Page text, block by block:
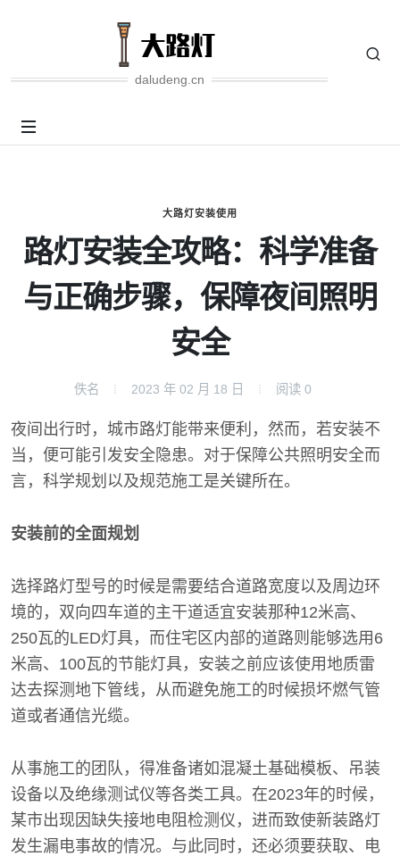
daludeng.cn
大路灯安装使用
路灯安装全攻略：科学准备
与正确步骤，保障夜间照明
安全
佚名 2023 年 02 月 18 日 阅读 0
夜间出行时，城市路灯能带来便利，然而，若安装不
当，便可能引发安全隐患。对于保障公共照明安全而
言，科学规划以及规范施工是关键所在。
安装前的全面规划
选择路灯型号的时候是需要结合道路宽度以及周边环
境的，双向四车道的主干道适宜安装那种12米高、
250瓦的LED灯具，而住宅区内部的道路则能够选用6
米高、100瓦的节能灯具，安装之前应该使用地质雷
达去探测地下管线，从而避免施工的时候损坏燃气管
道或者通信光缆。
从事施工的团队，得准备诸如混凝土基础模板、吊装
设备以及绝缘测试仪等各类工具。在2023年的时候，
某市出现因缺失接地电阻检测仪，进而致使新装路灯
发生漏电事故的情况。与此同时，还必须要获取、电